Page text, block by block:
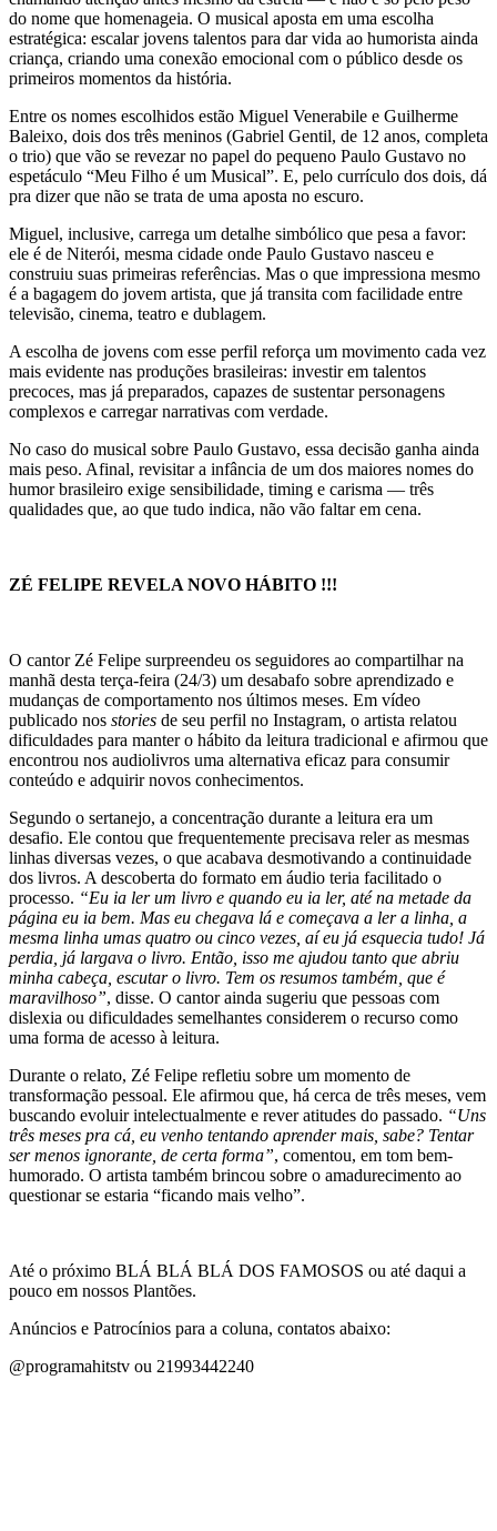
do nome que homenageia. O musical aposta em uma escolha
estratégica: escalar jovens talentos para dar vida ao humorista ainda
criança, criando uma conexão emocional com o público desde os
primeiros momentos da história.
Entre os nomes escolhidos estão Miguel Venerabile e Guilherme
Baleixo, dois dos três meninos (Gabriel Gentil, de 12 anos, completa
o trio) que vão se revezar no papel do pequeno Paulo Gustavo no
espetáculo “Meu Filho é um Musical”. E, pelo currículo dos dois, dá
pra dizer que não se trata de uma aposta no escuro.
Miguel, inclusive, carrega um detalhe simbólico que pesa a favor:
ele é de Niterói, mesma cidade onde Paulo Gustavo nasceu e
construiu suas primeiras referências. Mas o que impressiona mesmo
é a bagagem do jovem artista, que já transita com facilidade entre
televisão, cinema, teatro e dublagem.
A escolha de jovens com esse perfil reforça um movimento cada vez
mais evidente nas produções brasileiras: investir em talentos
precoces, mas já preparados, capazes de sustentar personagens
complexos e carregar narrativas com verdade.
No caso do musical sobre Paulo Gustavo, essa decisão ganha ainda
mais peso. Afinal, revisitar a infância de um dos maiores nomes do
humor brasileiro exige sensibilidade, timing e carisma — três
qualidades que, ao que tudo indica, não vão faltar em cena.
ZÉ FELIPE REVELA NOVO HÁBITO !!!
O cantor Zé Felipe surpreendeu os seguidores ao compartilhar na
manhã desta terça-feira (24/3) um desabafo sobre aprendizado e
mudanças de comportamento nos últimos meses. Em vídeo
publicado nos stories de seu perfil no Instagram, o artista relatou
dificuldades para manter o hábito da leitura tradicional e afirmou que
encontrou nos audiolivros uma alternativa eficaz para consumir
conteúdo e adquirir novos conhecimentos.
Segundo o sertanejo, a concentração durante a leitura era um
desafio. Ele contou que frequentemente precisava reler as mesmas
linhas diversas vezes, o que acabava desmotivando a continuidade
dos livros. A descoberta do formato em áudio teria facilitado o
processo. “Eu ia ler um livro e quando eu ia ler, até na metade da
página eu ia bem. Mas eu chegava lá e começava a ler a linha, a
mesma linha umas quatro ou cinco vezes, aí eu já esquecia tudo! Já
perdia, já largava o livro. Então, isso me ajudou tanto que abriu
minha cabeça, escutar o livro. Tem os resumos também, que é
maravilhoso”, disse. O cantor ainda sugeriu que pessoas com
dislexia ou dificuldades semelhantes considerem o recurso como
uma forma de acesso à leitura.
Durante o relato, Zé Felipe refletiu sobre um momento de
transformação pessoal. Ele afirmou que, há cerca de três meses, vem
buscando evoluir intelectualmente e rever atitudes do passado. “Uns
três meses pra cá, eu venho tentando aprender mais, sabe? Tentar
ser menos ignorante, de certa forma”, comentou, em tom bem-
humorado. O artista também brincou sobre o amadurecimento ao
questionar se estaria “ficando mais velho”.
Até o próximo BLÁ BLÁ BLÁ DOS FAMOSOS ou até daqui a
pouco em nossos Plantões.
Anúncios e Patrocínios para a coluna, contatos abaixo:
@programahitstv ou 21993442240